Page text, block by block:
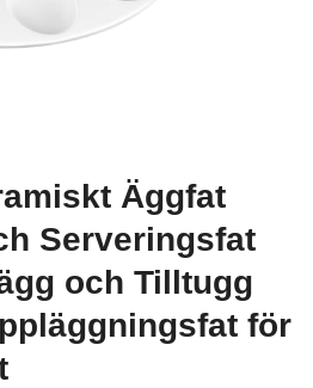
Äggfat
Serveringsfat
och Tilltugg
för